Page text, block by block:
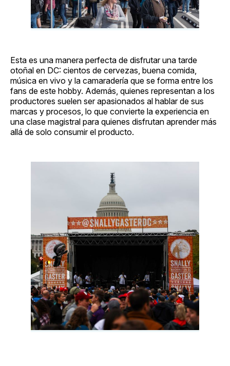
Esta es una manera perfecta de disfrutar una tarde
otoñal en DC: cientos de cervezas, buena comida,
música en vivo y la camaradería que se forma entre los
fans de este hobby. Además, quienes representan a los
productores suelen ser apasionados al hablar de sus
marcas y procesos, lo que convierte la experiencia en
una clase magistral para quienes disfrutan aprender más
allá de solo consumir el producto.